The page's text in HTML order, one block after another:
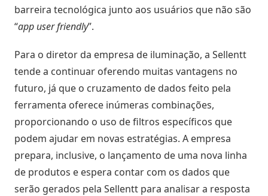
barreira tecnológica junto aos usuários que não são
“app user friendly”.
Para o diretor da empresa de iluminação, a Sellentt
tende a continuar oferendo muitas vantagens no
futuro, já que o cruzamento de dados feito pela
ferramenta oferece inúmeras combinações,
proporcionando o uso de filtros específicos que
podem ajudar em novas estratégias. A empresa
prepara, inclusive, o lançamento de uma nova linha
de produtos e espera contar com os dados que
serão gerados pela Sellentt para analisar a resposta